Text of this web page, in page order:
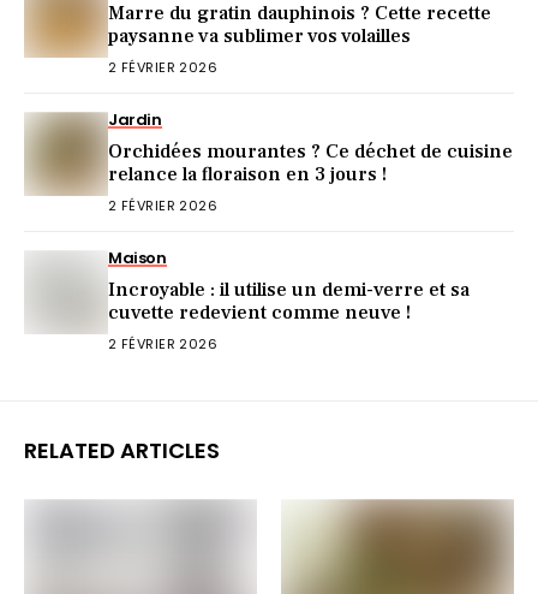
Marre du gratin dauphinois ? Cette recette
paysanne va sublimer vos volailles
2 FÉVRIER 2026
Jardin
Orchidées mourantes ? Ce déchet de cuisine
relance la floraison en 3 jours !
2 FÉVRIER 2026
Maison
Incroyable : il utilise un demi-verre et sa
cuvette redevient comme neuve !
2 FÉVRIER 2026
RELATED ARTICLES